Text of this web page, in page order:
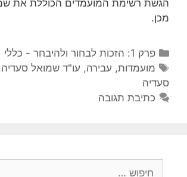
הגשת רשימת המועמדים הכוללת את
מכן.
ק
ט
ג
ו
ת
פרק 1: הזכות לבחור ולהיבחר - כללי
ת
ג
י
מועמדות, עבירה, עו"ד שמואל סעדיה,
סעדיה
כתיבת תגובה